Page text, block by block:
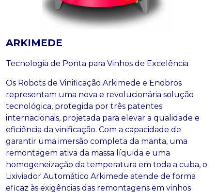
ARKIMEDE
Tecnologia de Ponta para Vinhos de Excelência
Os Robots de Vinificação Arkimede e Enobros
representam uma nova e revolucionária solução
tecnológica, protegida por três patentes
internacionais, projetada para elevar a qualidade e
eficiência da vinificação. Com a capacidade de
garantir uma imersão completa da manta, uma
remontagem ativa da massa líquida e uma
homogeneização da temperatura em toda a cuba, o
Lixiviador Automático Arkimede atende de forma
eficaz às exigências das remontagens em vinhos